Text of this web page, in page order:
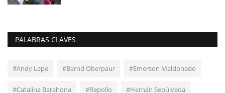
PALABRAS CLAVES
#Andy Lepe #Bernd Oberpaur #Emerson Maldonado
#Catalina Barahona #Repollo #Hernán Sepúlveda